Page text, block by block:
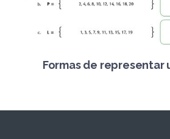
Formas de representar